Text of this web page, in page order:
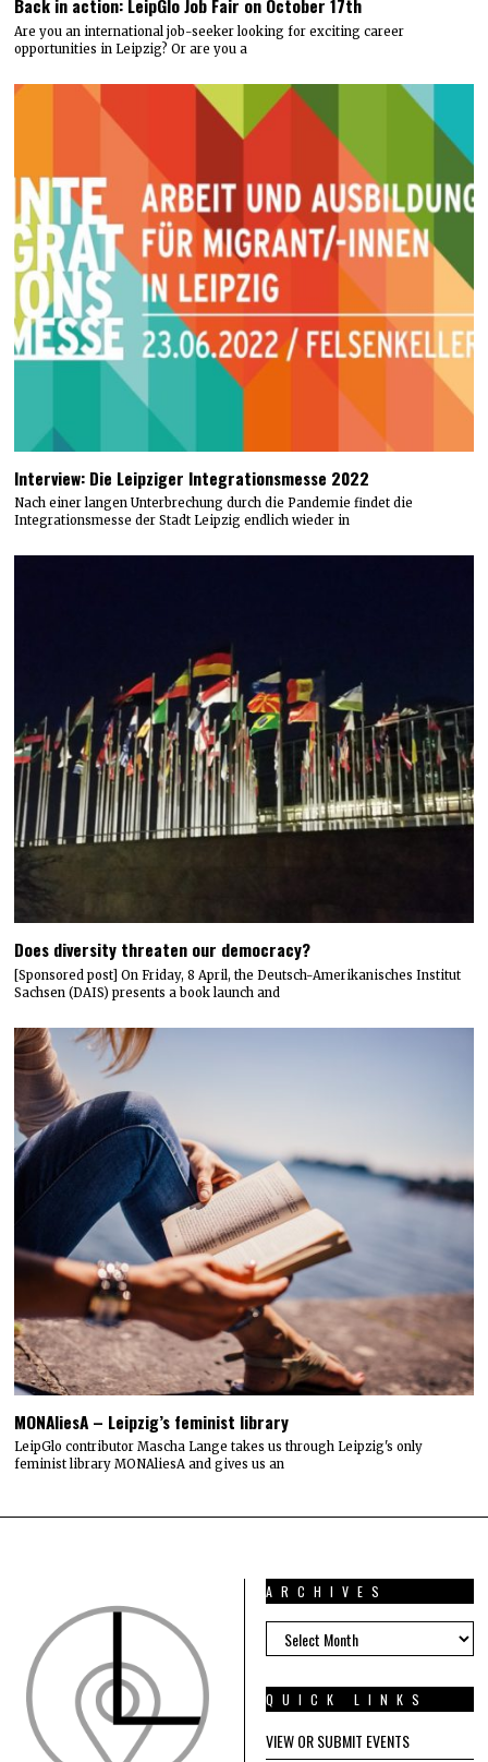
Back in action: LeipGlo Job Fair on October 17th
Are you an international job-seeker looking for exciting career
opportunities in Leipzig? Or are you a
Interview: Die Leipziger Integrationsmesse 2022
Nach einer langen Unterbrechung durch die Pandemie findet die
Integrationsmesse der Stadt Leipzig endlich wieder in
Does diversity threaten our democracy?
[Sponsored post] On Friday, 8 April, the Deutsch-Amerikanisches Institut
Sachsen (DAIS) presents a book launch and
MONAliesA – Leipzig’s feminist library
LeipGlo contributor Mascha Lange takes us through Leipzig's only
feminist library MONAliesA and gives us an
ARCHIVES
ARCHIVES
QUICK LINKS
VIEW OR SUBMIT EVENTS